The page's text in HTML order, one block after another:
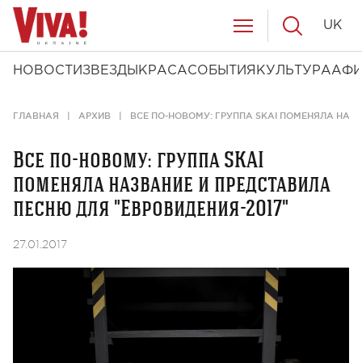
НОВОСТИ ЗВЕЗДЫ КРАСАСОБЫТИЯ КУЛЬТУРА
UK
ГЛАВНАЯ АРХИВ ВСЕ ПО-НОВОМУ: ГРУППА SKAI ПОМЕНЯЛА
Все по-новому: группа SKAI
поменяла название и представила
песню для "Евровидения-2017"
27.01.2017